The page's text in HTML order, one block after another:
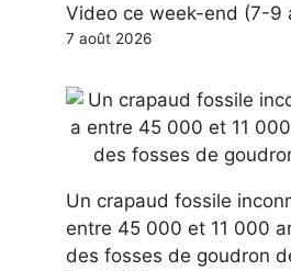
Video ce week-end (7-9
7 août 2026
Un crapaud fossile
entre 45 000 et 11 000
des fosses de goudron